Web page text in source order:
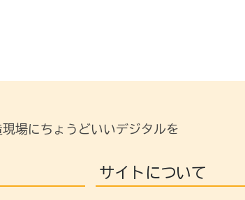
現場にちょうどいいデジタルを
サイトについて